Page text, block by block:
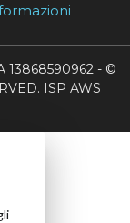
13868590962 - ©
ISP AWS